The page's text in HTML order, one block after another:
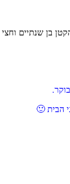
בן שנתיים
הבית 🙂